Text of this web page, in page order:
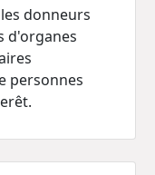
donneurs
d'organes
personnes